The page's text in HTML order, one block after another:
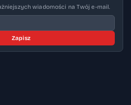
wiadomości na Twój e-mail.
Zapisz